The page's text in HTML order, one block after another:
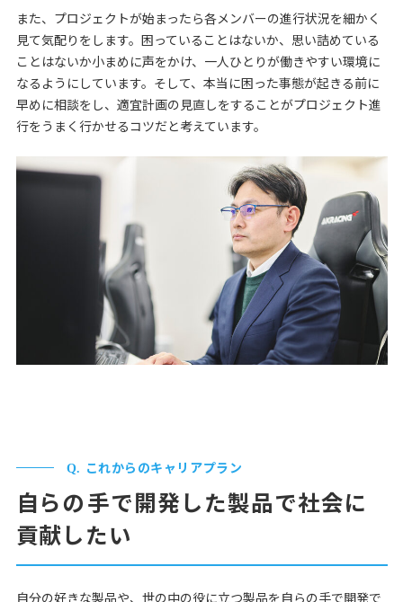
また、プロジェクトが始まったら各メンバーの進行状況を細かく
見て気配りをします。困っていることはないか、思い詰めている
ことはないか小まめに声をかけ、一人ひとりが働きやすい環境に
なるようにしています。そして、本当に困った事態が起きる前に
早めに相談をし、適宜計画の見直しをすることがプロジェクト進
行をうまく行かせるコツだと考えています。
これからのキャリアプラン
自らの⁨⁩手で開発した製品で社会に
貢献したい
自分の好きな製品や、世の中の役に立つ製品を自らの手で開発で